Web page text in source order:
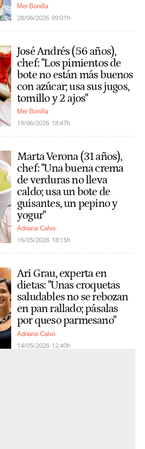
Mer Bonilla
28/06/2026 09:01h
José Andrés (56 años),
chef: "Los pimientos de
bote no están más buenos
con azúcar; usa sus jugos,
tomillo y 2 ajos"
Mer Bonilla
19/06/2026 18:47h
Marta Verona (31 años),
chef: "Una buena crema
de verduras no lleva
caldo; usa un bote de
guisantes, un pepino y
yogur"
Adriana Calvo
16/05/2026 18:15h
Ari Grau, experta en
dietas: "Unas croquetas
saludables no se rebozan
en pan rallado; pásalas
por queso parmesano"
Adriana Calvo
14/05/2026 12:40h